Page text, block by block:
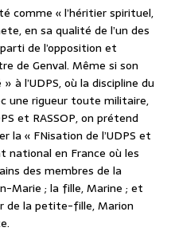
comme « l’héritier spirituel,
en sa qualité de l’un des
de l’opposition et
de Genval. Même si son
à l’UDPS, où la discipline du
une rigueur toute militaire,
et RASSOP, on prétend
la « FNisation de l’UDPS et
national en France où les
des membres de la
Marie ; la fille, Marine ; et
de la petite-fille, Marion